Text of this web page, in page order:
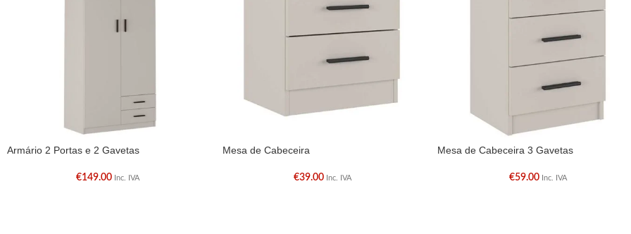
Armário 2 Portas e 2 Gavetas
€149.00 Inc. IVA
Mesa de Cabeceira
€39.00 Inc. IVA
Mesa de Cabeceira 3 Gavetas
€59.00 Inc. IVA